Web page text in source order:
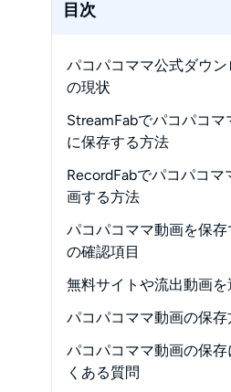
目次
パコパコママ公式ダウ
の現状
- 公式ダウンロードを利
認点
StreamFabでパコパコマ
に保存する方法
- StreamFab DRM
ーの主な特徴
StreamFabをインスト
する
- ステップ2：
内蔵ブラウザでパコパ
パコパコママへログイ
- ステップ4：
RecordFabでパコパコマ
画する方法
-
RecordFabの基本的な
パコパコママ動画を保存
の確認項目
無料サイトや流出動画
パコパコママ動画の保
パコパコママ動画の保存
くある質問